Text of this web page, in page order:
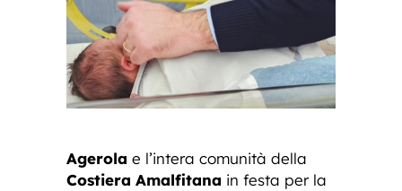
Agerola e l’intera comunità della
Costiera Amalfitana in festa per la